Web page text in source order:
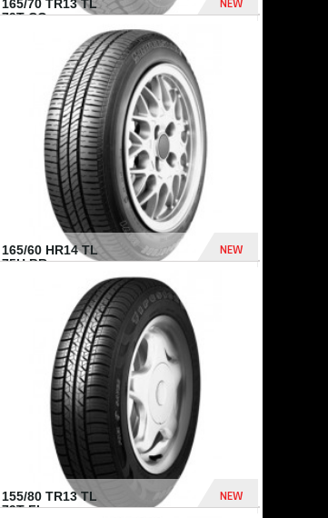
165/70 TR13 TL
79T CO...
NEW
364 Dhs
165/60 HR14 TL
75H BR...
NEW
155/80 TR13 TL
79T FI...
NEW